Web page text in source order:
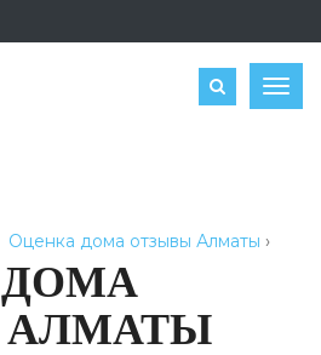
ОЦЕНИТЬ
Оценка дома отзывы Алматы ›